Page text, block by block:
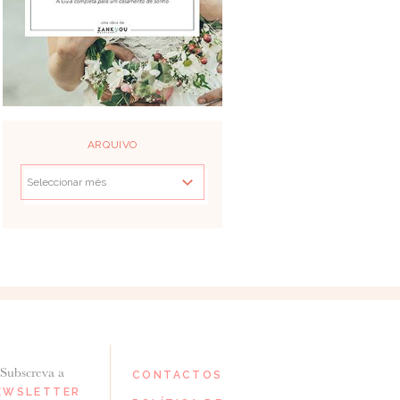
ARQUIVO
Subscreva a CONTACTOS